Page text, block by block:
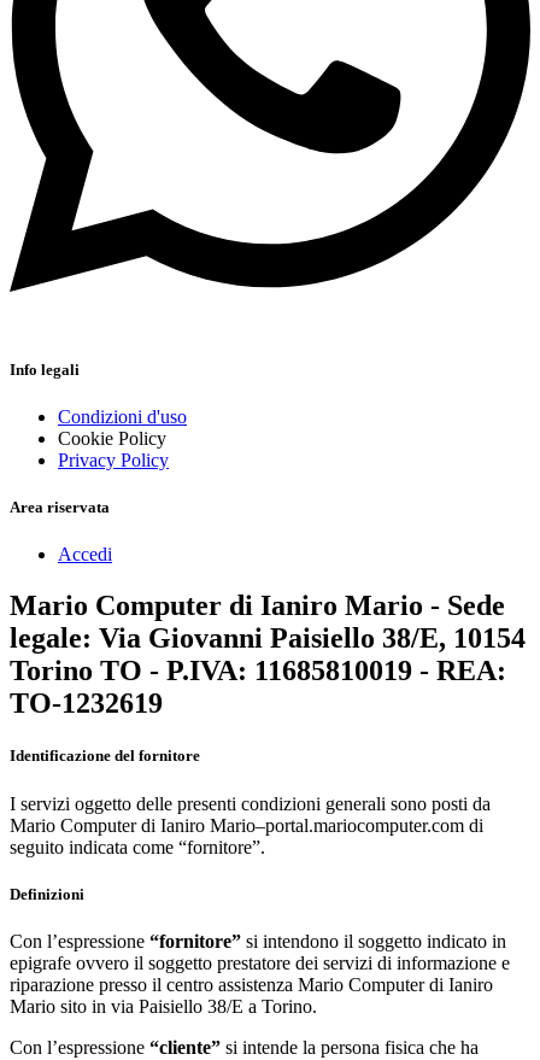
Info legali
Condizioni d'uso
Cookie Policy
Privacy Policy
Area riservata
Accedi
Mario Computer di Ianiro Mario - Sede
legale: Via Giovanni Paisiello 38/E, 10154
Torino TO - P.IVA: 11685810019 - REA:
TO-1232619
Identificazione del fornitore
I servizi oggetto delle presenti condizioni generali sono posti da
Mario Computer di Ianiro Mario–portal.mariocomputer.com di
seguito indicata come “fornitore”.
Definizioni
Con l’espressione “fornitore” si intendono il soggetto indicato in
epigrafe ovvero il soggetto prestatore dei servizi di informazione e
riparazione presso il centro assistenza Mario Computer di Ianiro
Mario sito in via Paisiello 38/E a Torino.
Con l’espressione “cliente” si intende la persona fisica che ha